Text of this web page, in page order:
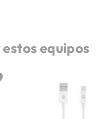
equipos